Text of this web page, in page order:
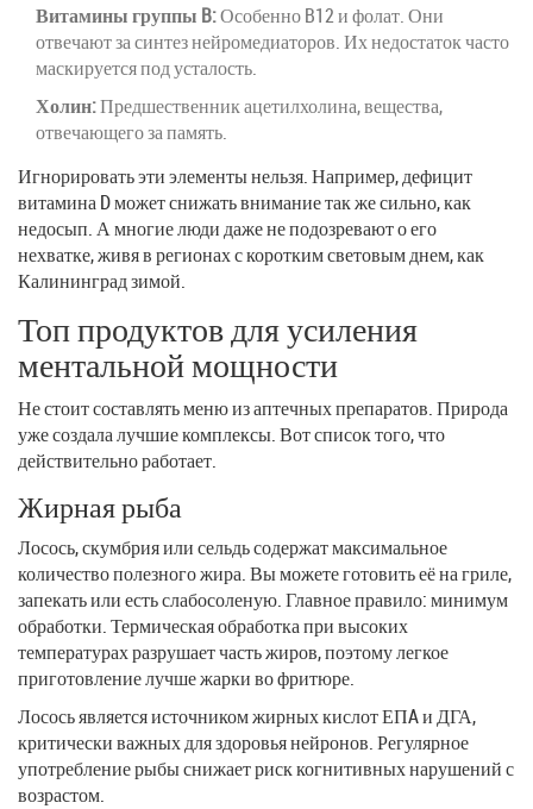
Витамины группы B:Особенно B12 и фолат. Они
отвечают за синтез нейромедиаторов. Их недостаток часто
маскируется под усталость.
Холин:Предшественник ацетилхолина, вещества,
отвечающего за память.
Игнорировать эти элементы нельзя. Например, дефицит
витамина D может снижать внимание так же сильно, как
недосып. А многие люди даже не подозревают о его
нехватке, живя в регионах с коротким световым днем, как
Калининград зимой.
Топ продуктов для усиления
ментальной мощности
Не стоит составлять меню из аптечных препаратов. Природа
уже создала лучшие комплексы. Вот список того, что
действительно работает.
Жирная рыба
Лосось, скумбрия или сельдь содержат максимальное
количество полезного жира. Вы можете готовить её на гриле,
запекать или есть слабосоленую. Главное правило: минимум
обработки. Термическая обработка при высоких
температурах разрушает часть жиров, поэтому легкое
приготовление лучше жарки во фритюре.
Лососьявляетсяисточником жирных кислот ЕПA и ДГА,
критически важных для здоровья нейронов. Регулярное
употребление рыбы снижает риск когнитивных нарушений с
возрастом.